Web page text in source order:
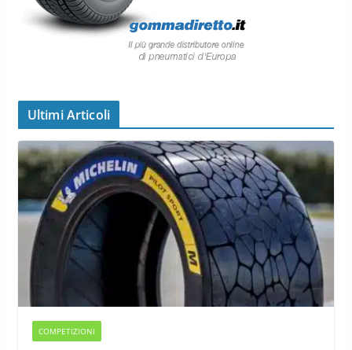
Ultimi Articoli
COMPETIZIONI